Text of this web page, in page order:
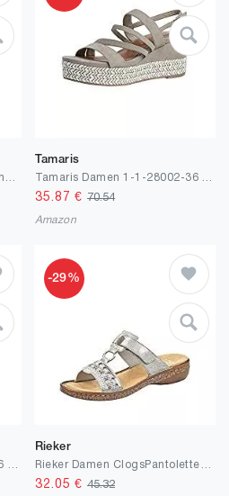
Tamaris
35.87 € 70.54
Amazon
-29%
Rieker
32.05 € 45.32